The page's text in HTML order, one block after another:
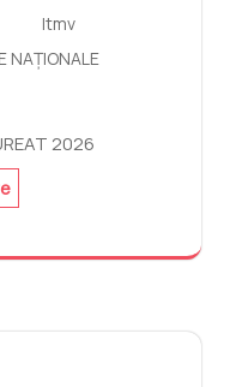
ltmv
NAȚIONALE
2026